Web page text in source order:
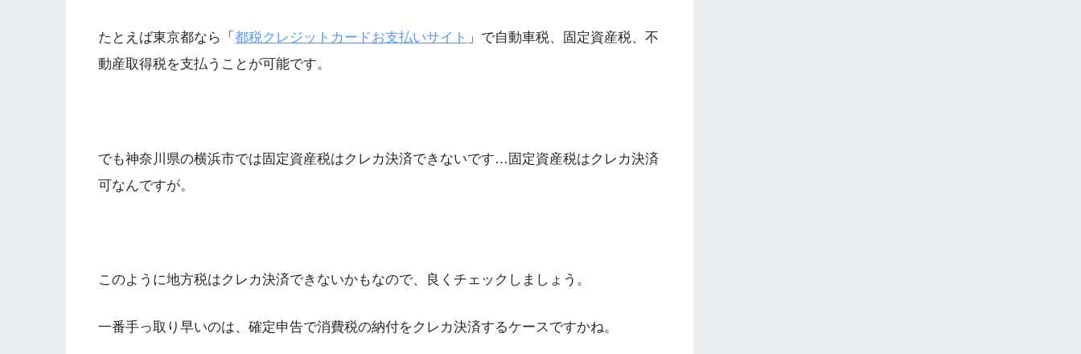
たとえば東京都なら「 都税クレジットカードお支払いサイト 」で自動車税、固定資産税、不
動産取得税を支払うことが可能です。
でも神奈川県の横浜市では固定資産税はクレカ決済できないです…固定資産税はクレカ決済
可なんですが。
このように地方税はクレカ決済できないかもなので、良くチェックしましょう。
一番手っ取り早いのは、確定申告で消費税の納付をクレカ決済するケースですかね。